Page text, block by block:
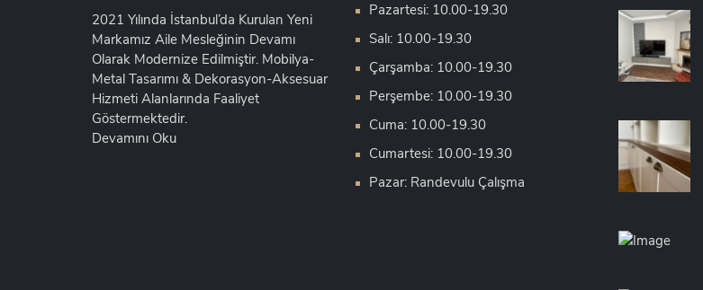
2021 Yılında İstanbul’da Kurulan Yeni
Markamız Aile Mesleğinin Devamı
Olarak Modernize Edilmiştir. Mobilya-
Metal Tasarımı & Dekorasyon-Aksesuar
Hizmeti Alanlarında Faaliyet
Göstermektedir.
Devamını Oku
Pazartesi: 10.00-19.30
Salı: 10.00-19.30
Çarşamba: 10.00-19.30
Perşembe: 10.00-19.30
Cuma: 10.00-19.30
Cumartesi: 10.00-19.30
Pazar: Randevulu Çalışma